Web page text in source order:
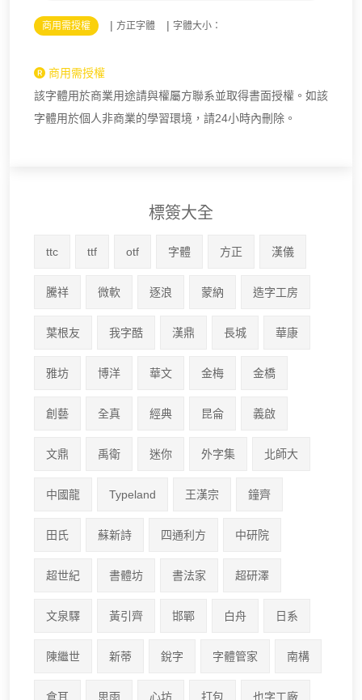
商用需授權 | 方正字體 | 字體大小：
商用需授權
該字體用於商業用途請與權屬方聯系並取得書面授權。如該
字體用於個人非商業的學習環境，請24小時內刪除。
標簽大全
ttc ttf otf 字體 方正 漢儀
騰祥 微軟 逐浪 蒙納 造字工房
葉根友 我字酷 漢鼎 長城 華康
雅坊 博洋 華文 金梅 金橋
創藝 全真 經典 昆侖 義啟
文鼎 禹衛 迷你 外字集 北師大
中國龍 Typeland 王漢宗 鐘齊
田氏 蘇新詩 四通利方 中研院
超世紀 書體坊 書法家 超研澤
文泉驛 黃引齊 邯鄲 白舟 日系
陳繼世 新蒂 銳字 字體管家 南構
倉耳 思雨 心坊 打包 也字工廠